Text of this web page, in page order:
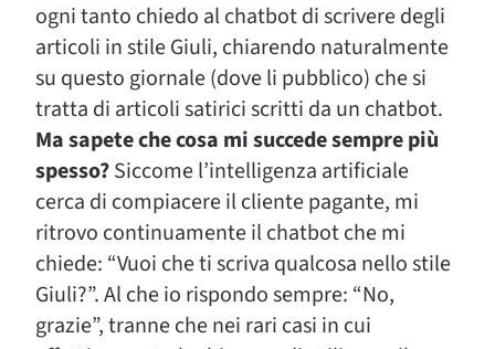
ogni tanto chiedo al chatbot di scrivere degli
articoli in stile Giuli, chiarendo naturalmente
su questo giornale (dove li pubblico) che si
tratta di articoli satirici scritti da un chatbot.
Ma sapete che cosa mi succede sempre più
spesso?Siccome l’intelligenza artificiale
cerca di compiacere il cliente pagante, mi
ritrovo continuamente il chatbot che mi
chiede: “Vuoi che ti scriva qualcosa nello stile
Giuli?”. Al che io rispondo sempre: “No,
grazie”, tranne che nei rari casi in cui